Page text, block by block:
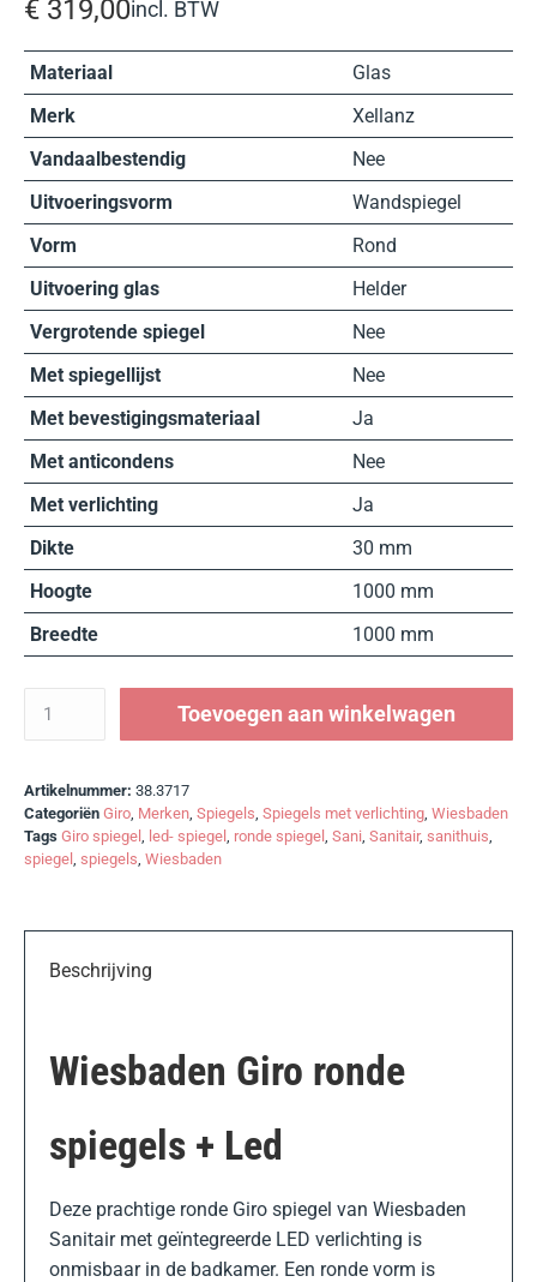
€ 319,00incl. BTW
Materiaal
Glas
Merk
Xellanz
Vandaalbestendig
Nee
Uitvoeringsvorm
Wandspiegel
Vorm
Rond
Uitvoering glas
Helder
Vergrotende spiegel
Nee
Met spiegellijst
Nee
Met bevestigingsmateriaal
Ja
Met anticondens
Nee
Met verlichting
Ja
Dikte
30 mm
Hoogte
1000 mm
Breedte
1000 mm
Toevoegen aan winkelwagen
Artikelnummer: 38.3717
Categoriën Giro Merken Spiegels Spiegels met verlichting Wiesbaden
Tags Giro spiegel led- spiegel ronde spiegel Sani Sanitair, sanithuis
spiegel spiegels Wiesbaden
Beschrijving
Wiesbaden Giro ronde
spiegels + Led
Deze prachtige ronde Giro spiegel van Wiesbaden
Sanitair met geïntegreerde LED verlichting is
onmisbaar in de badkamer. Een ronde vorm is